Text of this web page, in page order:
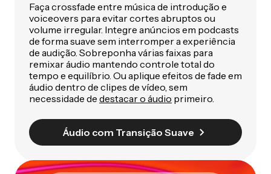
Faça crossfade entre música de introdução e
voiceovers para evitar cortes abruptos ou
volume irregular. Integre anúncios em podcasts
de forma suave sem interromper a experiência
de audição. Sobreponha várias faixas para
remixar áudio mantendo controle total do
tempo e equilíbrio. Ou aplique efeitos de fade em
áudio dentro de clipes de vídeo, sem
necessidade de destacar o áudio primeiro.
Áudio com Transição Suave